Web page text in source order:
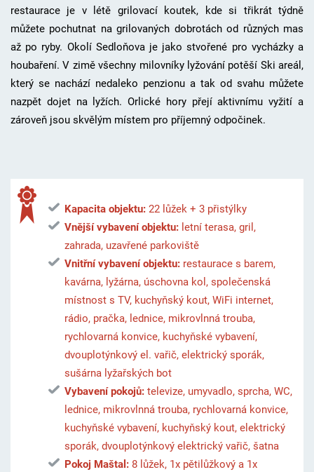
restaurace je v létě grilovací koutek, kde si třikrát týdně
můžete pochutnat na grilovaných dobrotách od různých mas
až po ryby. Okolí Sedloňova je jako stvořené pro vycházky a
houbaření. V zimě všechny milovníky lyžování potěší Ski areál,
který se nachází nedaleko penzionu a tak od svahu můžete
nazpět dojet na lyžích. Orlické hory přejí aktivnímu vyžití a
zároveň jsou skvělým místem pro příjemný odpočinek.
Kapacita objektu: 22 lůžek + 3 přistýlky
Vnější vybavení objektu:letní terasa, gril,
zahrada, uzavřené parkoviště
Vnitřní vybavení objektu: restaurace s barem,
kavárna, lyžárna, úschovna kol, společenská
místnost s TV, kuchyňský kout, WiFi internet,
rádio, pračka, lednice, mikrovlnná trouba,
rychlovarná konvice, kuchyňské vybavení,
dvouplotýnkový el. vařič, elektrický sporák,
sušárna lyžařských bot
Vybavení pokojů: televize, umyvadlo, sprcha, WC,
lednice, mikrovlnná trouba, rychlovarná konvice,
kuchyňské vybavení, kuchyňský kout, elektrický
sporák, dvouplotýnkový elektrický vařič, šatna
Pokoj Maštal: 8 lůžek, 1x pětilůžkový a 1x